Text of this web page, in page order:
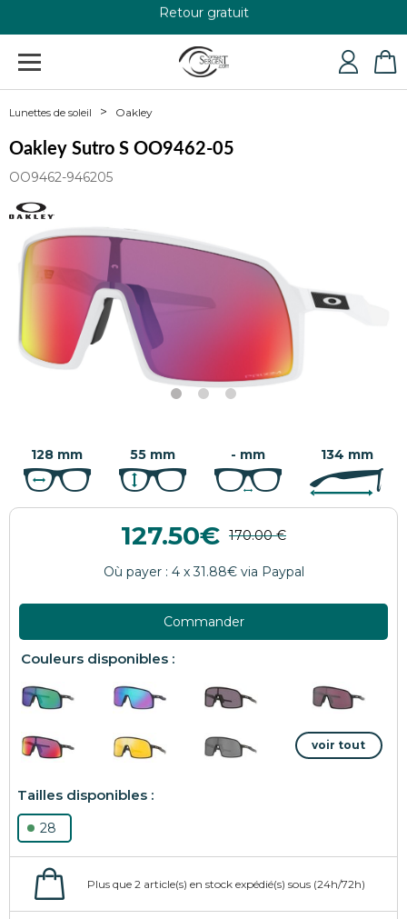
+33 4 79 24 76 84
Lunettes de soleil Oakley
Oakley Sutro S OO9462-05
OO9462-946205
128 mm 55 mm - mm 134 mm
127.50
Commander
28